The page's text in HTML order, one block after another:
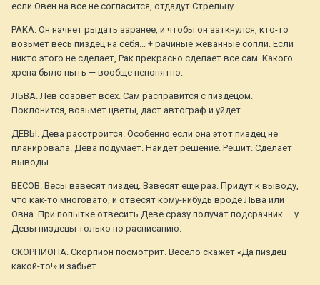
если Овен на все не согласится, отдадут Стрельцу.
РАКА. Он начнет рыдать заранее, и чтобы он заткнулся, кто-то
возьмет весь пиздец на себя... + рачиные жеванные сопли. Если
никто этого не сделает, Рак прекрасно сделает все сам. Какого
хрена было ныть — вообще непонятно.
ЛЬВА. Лев созовет всех. Сам расправится с пиздецом.
Поклонится, возьмет цветы, даст автограф и уйдет.
ДЕВЫ. Дева расстроится. Особенно если она этот пиздец не
планировала. Дева подумает. Найдет решение. Решит. Сделает
выводы.
ВЕСОВ. Весы взвесят пиздец. Взвесят еще раз. Придут к выводу,
что как-то многовато, и отвесят кому-нибудь вроде Льва или
Овна. При попытке отвесить Деве сразу получат подсрачник — у
Девы пиздецы только по расписанию.
СКОРПИОНА. Скорпион посмотрит. Весело скажет «Да пиздец
какой-то!» и забьет.